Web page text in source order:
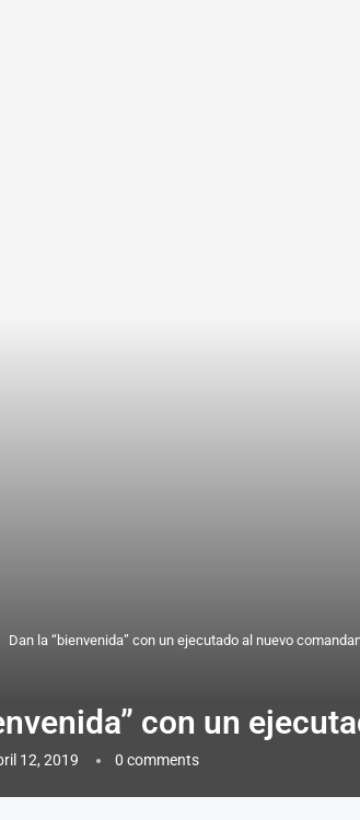
Dan la “bienvenida” con un ejecutado al nuevo
con un
12, 2019 0 comments